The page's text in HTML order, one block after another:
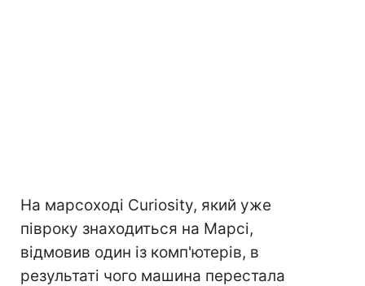
На марсоході Curiosity, який уже
півроку знаходиться на Марсі,
відмовив один із комп'ютерів, в
результаті чого машина перестала